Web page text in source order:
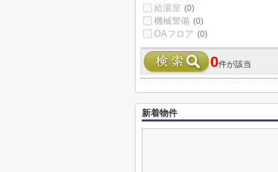
給湯室 (0)
機械警備 (0)
OAフロア (0)
0件が該当
新着物件